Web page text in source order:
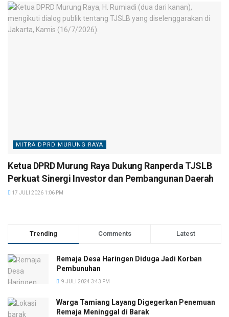
MITRA DPRD MURUNG RAYA
Ketua DPRD Murung Raya Dukung Ranperda TJSLB
Perkuat Sinergi Investor dan Pembangunan Daerah
17 JULI 2026 1:06 PM
Trending Comments Latest
Remaja Desa Haringen Diduga Jadi Korban
Pembunuhan
9 JULI 2024 3:43 PM
Warga Tamiang Layang Digegerkan Penemuan
Remaja Meninggal di Barak